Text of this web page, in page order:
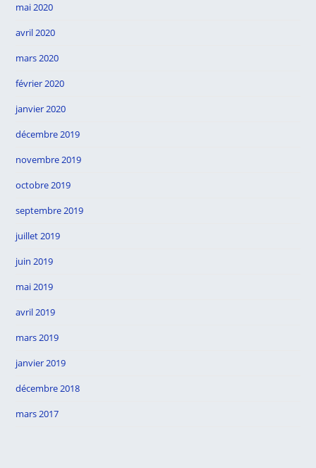
mai 2020
avril 2020
mars 2020
février 2020
janvier 2020
décembre 2019
novembre 2019
octobre 2019
septembre 2019
juillet 2019
juin 2019
mai 2019
avril 2019
mars 2019
janvier 2019
décembre 2018
mars 2017